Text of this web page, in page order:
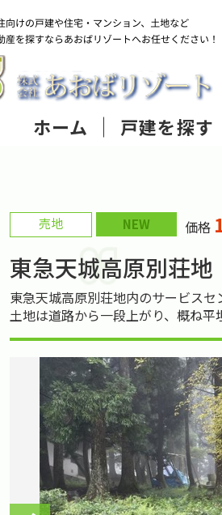
ホーム 戸建を探す
売地 NEW 価格
東急天城高原別荘
東急天城高原別荘地内のサービスセ
土地は道路から一段上がり、概ね平